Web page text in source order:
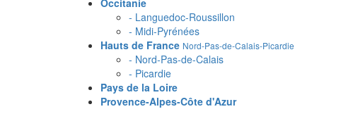
Occitanie
- Languedoc-Roussillon
- Midi-Pyrénées
Hauts de France Nord-Pas-de-Calais-Picardie
- Nord-Pas-de-Calais
- Picardie
Pays de la Loire
Provence-Alpes-Côte d'Azur